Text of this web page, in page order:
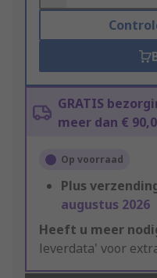
GRATIS
meer dan €
Op voorraad
Plus
augustus 2026
Heeft u meer
leverdata' voor